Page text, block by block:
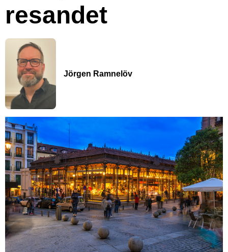
resandet
Jörgen Ramnelöv